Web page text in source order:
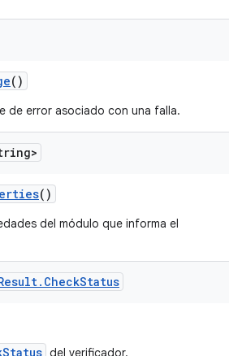
()
de error asociado con una falla.
()
del módulo que informa el
. CheckStatus
del verificador.